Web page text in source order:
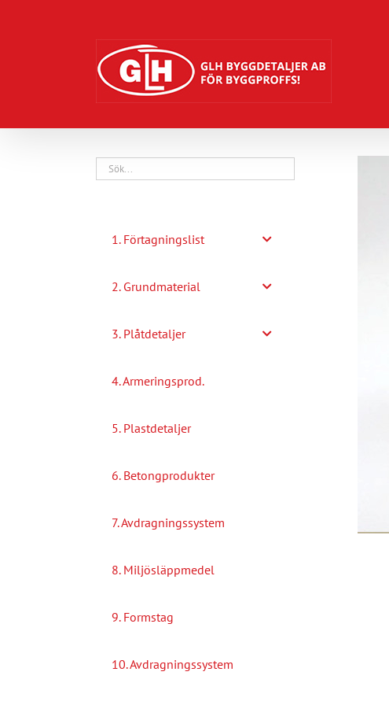
1. Förtagningslist
2. Grundmaterial
3. Plåtdetaljer
4. Armeringsprod.
5. Plastdetaljer
6. Betongprodukter
7. Avdragningssystem
8. Miljösläppmedel
9. Formstag
10. Avdragningssystem